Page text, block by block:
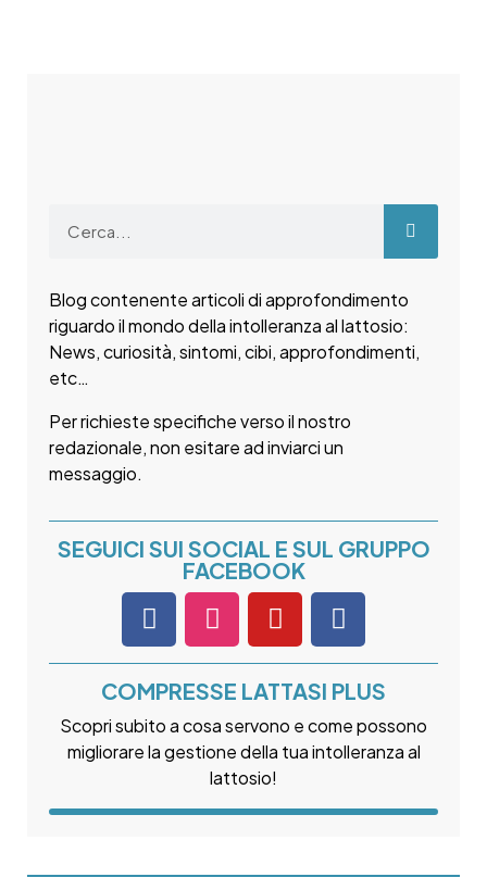
Blog contenente articoli di approfondimento
riguardo il mondo della intolleranza al lattosio:
News, curiosità, sintomi, cibi, approfondimenti,
etc…
Per richieste specifiche verso il nostro
redazionale, non esitare ad inviarci un
messaggio.
SEGUICI SUI SOCIAL E SUL GRUPPO
FACEBOOK
COMPRESSE LATTASI PLUS
Scopri subito a cosa servono e come possono
migliorare la gestione della tua intolleranza al
lattosio!